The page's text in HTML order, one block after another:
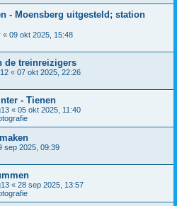
- Moensberg uitgesteld; station
« 09 okt 2025, 15:48
de treinreizigers
« 07 okt 2025, 22:26
- Tienen
« 05 okt 2025, 11:40
sep 2025, 09:39
« 28 sep 2025, 13:57